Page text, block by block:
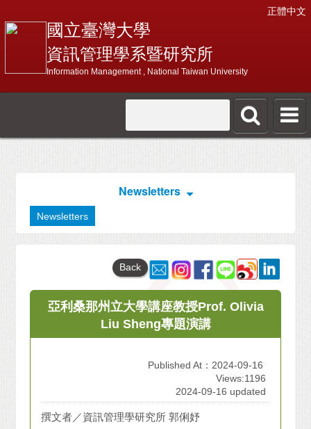
正體中文
國立臺灣大學
資訊管理學系暨研究所
Information Management , National Taiwan University
Newsletters
Newsletters
Back
亞利桑那州立大學講座教授Prof. Olivia
Liu Sheng專題演講
Published At：2024-09-16
Views:1196
2024-09-16 updated
撰文者／資訊管理學研究所 郭俐妤